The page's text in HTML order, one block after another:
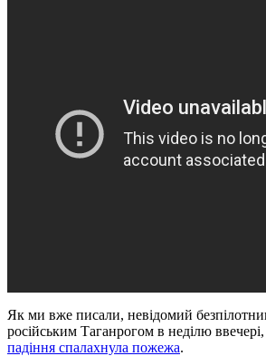
Як ми вже писали, невідомий
російським Таганрогом в неділю
падіння спалахнула пожежа.